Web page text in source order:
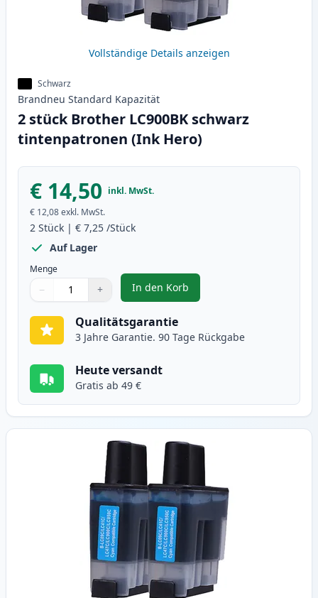
Vollständige Details anzeigen
Schwarz
Brandneu Standard Kapazität
2 stück Brother LC900BK schwarz
tintenpatronen (Ink Hero)
€ 14,50 inkl. MwSt.
€ 12,08exkl. MwSt.
2 Stück | € 7,25 /Stück
Auf Lager
Menge
Verwenden Sie die Tasten, um anzupassen
− +
1
In den Korb
, 2 stück Brother LC900BK
Qualitätsgarantie
3 Jahre Garantie. 90 Tage Rückgabe
Heute versandt
Gratis ab 49 €